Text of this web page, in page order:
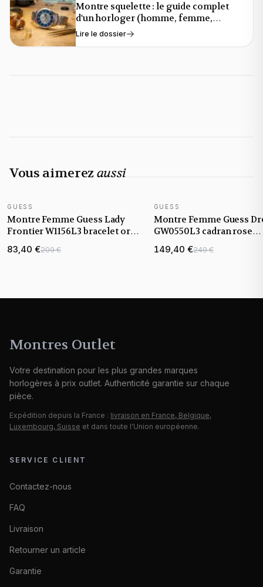
Montre squelette : le guide complet
d'un horloger (homme, femme,
automatique)
Lire le dossier
Vous aimerez aussi
GUESS
Montre Femme Guess Lady
Frontier W1156L3 bracelet or
rose cadran orné de strass
83,40 €209 €
NOUVEAUTÉ
GUESS
Montre Femme Guess
GW0550L3 cadran rose
bracelet maille milanaise
149,40 €249 €
Montres Outlet
Votre destination pour les plus grandes marques
horlogères à prix outlet. Authenticité garantie sur chaque
pièce.
Expédition depuis la France : livraison en France, Belgique,
Luxembourg, Suisse et dans toute l'Union européenne.
SERVICE CLIENT
Contactez-nous
FAQ
Livraison
Retourner un article
Garantie